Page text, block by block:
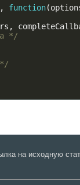
, function(
,
*/
*/
на исходную